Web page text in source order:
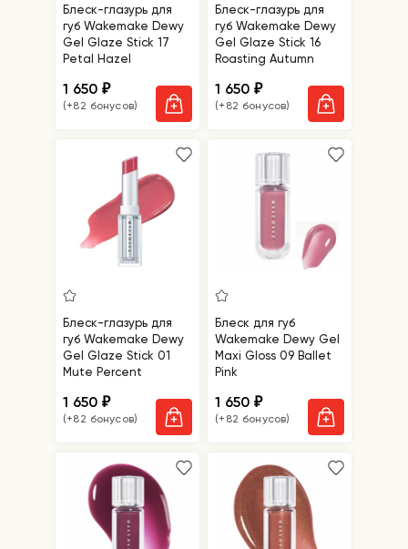
Блеск-глазурь для
губ Wakemake Dewy
Gel Glaze Stick 17
Petal Hazel
1 650₽
(+82 бонусов)
Блеск-глазурь для
губ Wakemake Dewy
Gel Glaze Stick 16
Roasting Autumn
1 650₽
(+82 бонусов)
Блеск-глазурь для
губ Wakemake Dewy
Gel Glaze Stick 01
Mute Percent
1 650₽
(+82 бонусов)
Блеск для губ
Wakemake Dewy Gel
Maxi Gloss 09 Ballet
Pink
1 650₽
(+82 бонусов)